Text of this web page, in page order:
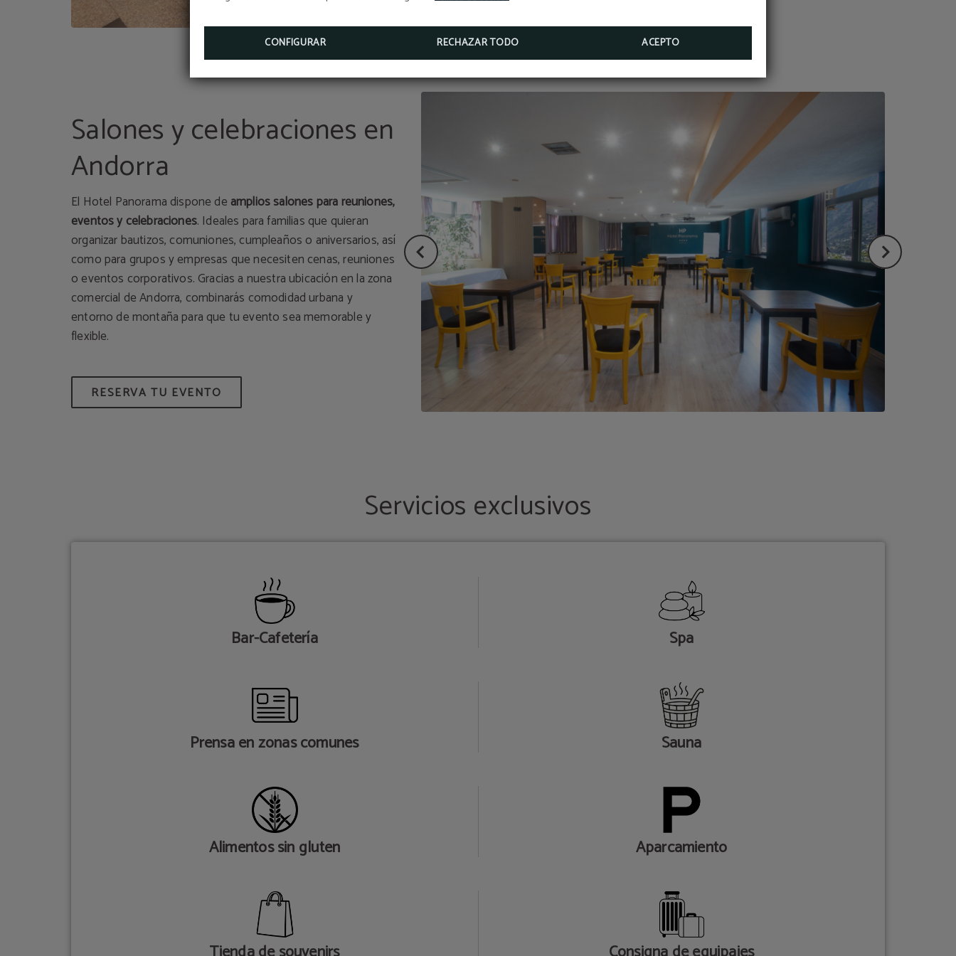
CONFIGURAR RECHAZAR TODO ACEPTO
Salones y celebraciones en
Andorra
El Hotel Panorama dispone de amplios salones para reuniones,
eventos y celebraciones. Ideales para familias que quieran
organizar bautizos, comuniones, cumpleaños o aniversarios, así
como para grupos y empresas que necesiten cenas, reuniones
o eventos corporativos. Gracias a nuestra ubicación en la zona
comercial de Andorra, combinarás comodidad urbana y
entorno de montaña para que tu evento sea memorable y
flexible.
RESERVA TU EVENTO
Servicios exclusivos
Bar-Cafetería Spa
Prensa en zonas comunes Sauna
Alimentos sin gluten Aparcamiento